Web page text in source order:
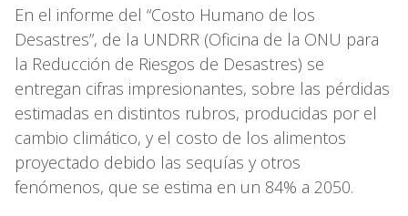
En el informe del “Costo Humano de los
Desastres”, de la UNDRR (Oficina de la ONU para
la Reducción de Riesgos de Desastres) se
entregan cifras impresionantes, sobre las pérdidas
estimadas en distintos rubros, producidas por el
cambio climático, y el costo de los alimentos
proyectado debido las sequías y otros
fenómenos, que se estima en un 84% a 2050.